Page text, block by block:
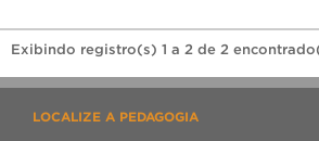
Exibindo registro(s) 1 a 2 de 2
LOCALIZE A PEDAGOGIA